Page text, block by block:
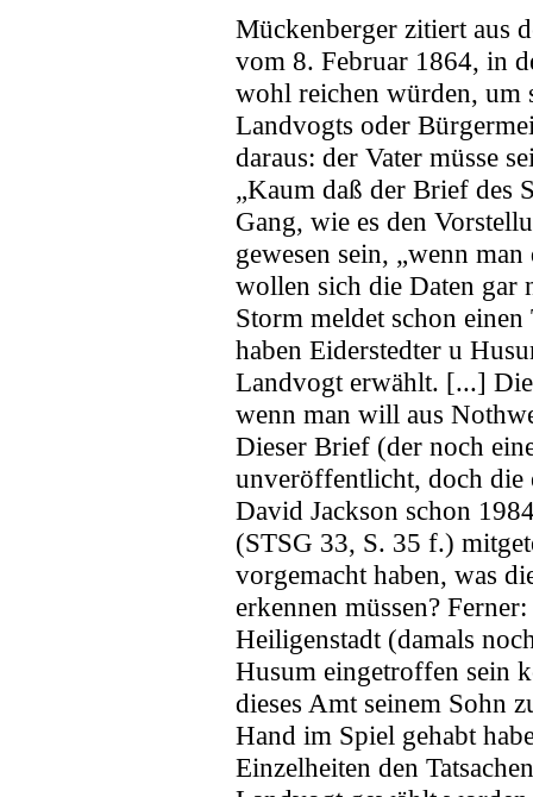
Mückenberger zitiert aus
vom 8. Februar 1864, in
wohl reichen würden, um
Landvogts oder
daraus: der Vater müsse
„Kaum daß der Brief des
Gang, wie es den
gewesen sein, „wenn
wollen sich die Daten gar
Storm meldet schon
haben Eiderstedter u
Landvogt erwählt. [...]
wenn man will aus
Dieser Brief (der noch
unveröffentlicht, doch die
David Jackson schon
(STSG 33, S. 35 f.)
vorgemacht haben, was
erkennen müssen?
Heiligenstadt (damals
Husum eingetroffen sein
dieses Amt seinem Sohn
Hand im Spiel gehabt
Einzelheiten den